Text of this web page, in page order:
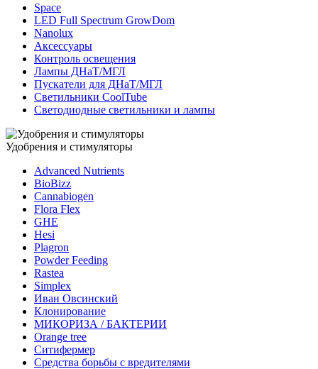
Space
LED Full Spectrum GrowDom
Nanolux
Аксессуары
Контроль освещения
Лампы ДНаТ/МГЛ
Пускатели для ДНаТ/МГЛ
Светильники CoolTube
Светодиодные светильники и лампы
Удобрения и стимуляторы
Advanced Nutrients
BioBizz
Cannabiogen
Flora Flex
GHE
Hesi
Plagron
Powder Feeding
Rastea
Simplex
Иван Овсинский
Клонирование
МИКОРИЗА / БАКТЕРИИ
Оrange tree
Ситифермер
Средства борьбы с вредителями